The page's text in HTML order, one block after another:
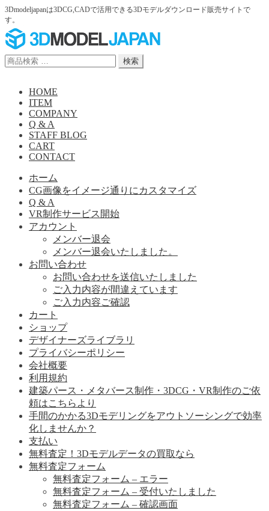
3Dmodeljapanは3DCG,CADで活用できる3Dモデルダウンロード販売サイトで
す。
ナ
ビ
ゲ
ー
コ
ン
テ
ン
検
検索
HOME
ITEM
COMPANY
Q & A
STAFF BLOG
CART
CONTACT
ホーム
CG画像をイメージ通りにカスタマイズ
Q & A
VR制作サービス開始
アカウント
メンバー退会
メンバー退会いたしました。
お問い合わせ
お問い合わせを送信いたしました
ご入力内容が間違えています
ご入力内容ご確認
カート
ショップ
デザイナーズライブラリ
プライバシーポリシー
会社概要
利用規約
建築パース・メタバース制作・3DCG・VR制作のご依
頼はこちらより
手間のかかる3Dモデリングをアウトソーシングで効率
化しませんか？
支払い
無料査定！3Dモデルデータの買取なら
無料査定フォーム
無料査定フォーム – エラー
無料査定フォーム – 受付いたしました
無料査定フォーム – 確認画面